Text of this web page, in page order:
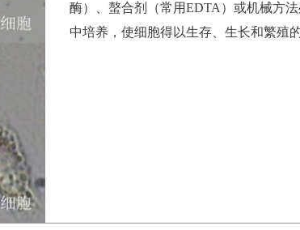
酶）、螯合剂（常用EDTA）或机械方
中培养，使细胞得以生存、生长和繁殖的